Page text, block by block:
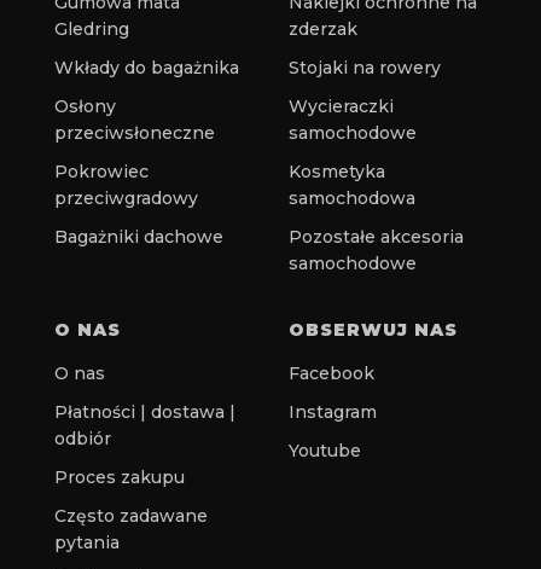
Gledring
Wkłady do bagażnika
Osłony
przeciwsłoneczne
Pokrowiec
przeciwgradowy
Bagażniki dachowe
zderzak
Stojaki na rowery
Wycieraczki
samochodowe
Kosmetyka
samochodowa
Pozostałe akcesoria
samochodowe
O NAS
O nas
Płatności | dostawa |
odbiór
Proces zakupu
Często zadawane
pytania
OBSERWUJ NAS
Facebook
Instagram
Youtube